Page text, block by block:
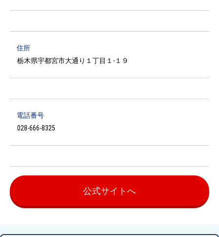
住所
栃木県宇都宮市大通り１丁目１-１９
電話番号
028-666-8325
公式サイトへ